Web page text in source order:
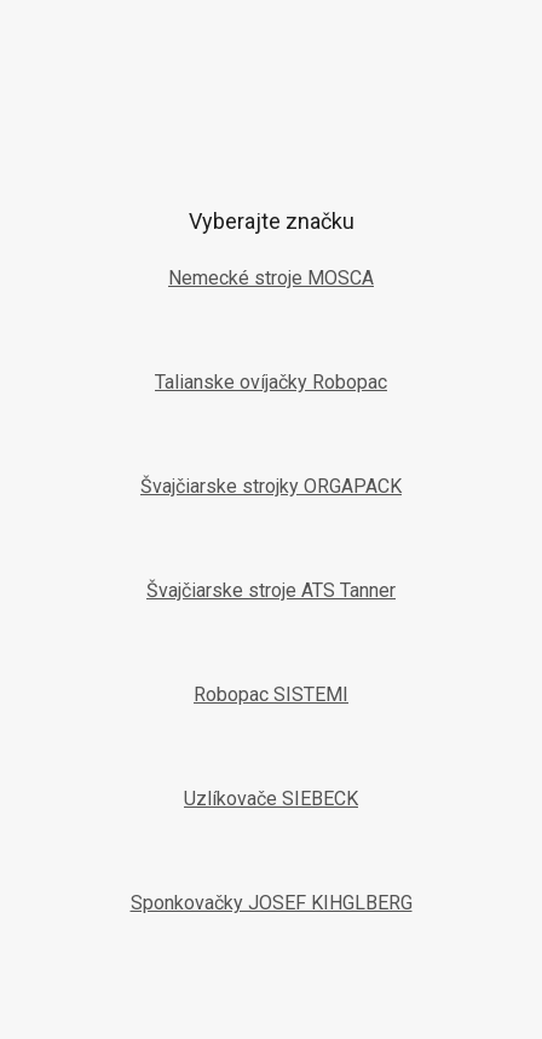
Vyberajte značku
Nemecké stroje MOSCA
Talianske ovíjačky Robopac
Švajčiarske strojky ORGAPACK
Švajčiarske stroje ATS Tanner
Robopac SISTEMI
Uzlíkovače SIEBECK
Sponkovačky JOSEF KIHGLBERG